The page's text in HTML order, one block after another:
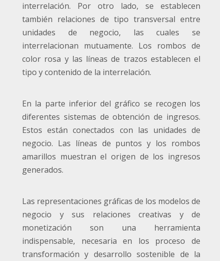
interrelación. Por otro lado, se establecen
también relaciones de tipo transversal entre
unidades de negocio, las cuales se
interrelacionan mutuamente. Los rombos de
color rosa y las líneas de trazos establecen el
tipo y contenido de la interrelación.
En la parte inferior del gráfico se recogen los
diferentes sistemas de obtención de ingresos.
Estos están conectados con las unidades de
negocio. Las líneas de puntos y los rombos
amarillos muestran el origen de los ingresos
generados.
Las representaciones gráficas de los modelos de
negocio y sus relaciones creativas y de
monetización son una herramienta
indispensable, necesaria en los proceso de
transformación y desarrollo sostenible de la